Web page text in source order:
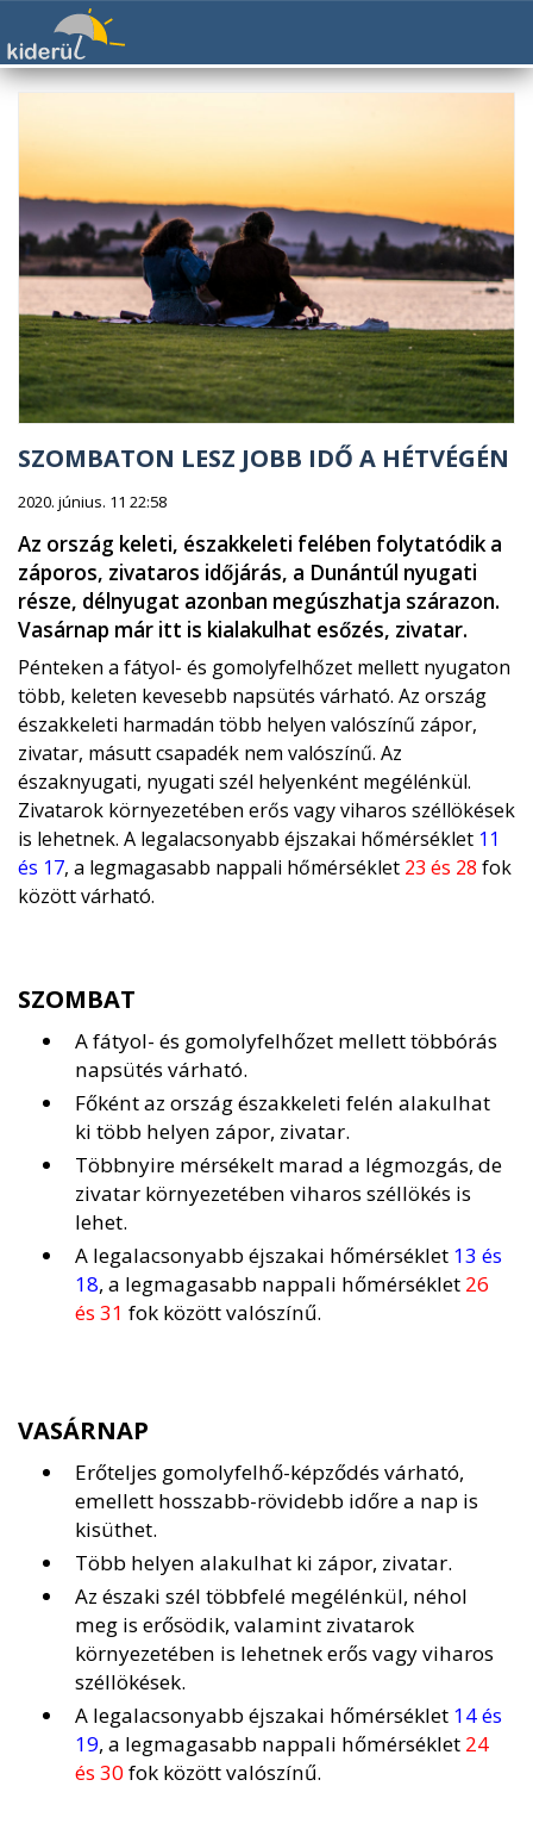
SZOMBATON LESZ JOBB IDŐ A HÉTVÉGÉN
2020. június. 11 22:58
Az ország keleti, északkeleti felében folytatódik a
záporos, zivataros időjárás, a Dunántúl nyugati
része, délnyugat azonban megúszhatja szárazon.
Vasárnap már itt is kialakulhat esőzés, zivatar.
Pénteken a fátyol- és gomolyfelhőzet mellett nyugaton
több, keleten kevesebb napsütés várható. Az ország
északkeleti harmadán több helyen valószínű zápor,
zivatar, másutt csapadék nem valószínű. Az
északnyugati, nyugati szél helyenként megélénkül.
Zivatarok környezetében erős vagy viharos széllökések
is lehetnek. A legalacsonyabb éjszakai hőmérséklet 11
és 17, a legmagasabb nappali hőmérséklet 23 és 28 fok
között várható.
SZOMBAT
A fátyol- és gomolyfelhőzet mellett többórás
napsütés várható.
Főként az ország északkeleti felén alakulhat
ki több helyen zápor, zivatar.
Többnyire mérsékelt marad a légmozgás, de
zivatar környezetében viharos széllökés is
lehet.
A legalacsonyabb éjszakai hőmérséklet 13 és
18, a legmagasabb nappali hőmérséklet 26
és 31 fok között valószínű.
VASÁRNAP
Erőteljes gomolyfelhő-képződés várható,
emellett hosszabb-rövidebb időre a nap is
kisüthet.
Több helyen alakulhat ki zápor, zivatar.
Az északi szél többfelé megélénkül, néhol
meg is erősödik, valamint zivatarok
környezetében is lehetnek erős vagy viharos
széllökések.
A legalacsonyabb éjszakai hőmérséklet 14 és
19, a legmagasabb nappali hőmérséklet 24
és 30fok között valószínű.